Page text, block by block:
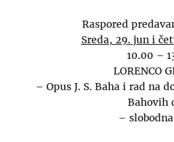
Raspored
Sreda, 29. jun i
10.00 –
LORENCO
– Opus J. S. Baha i rad na
Bahovih
–